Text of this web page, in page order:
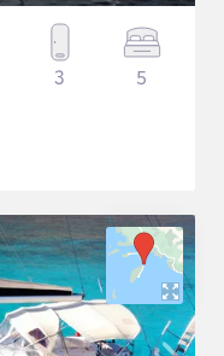
3 5